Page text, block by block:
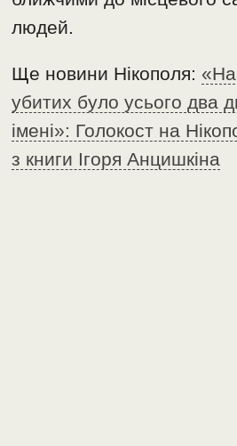
людей.
Ще новини Нікополя:
убитих було усього два
імені»: Голокост на
з книги Ігоря Анцишкіна